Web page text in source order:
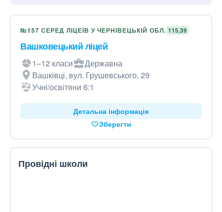
№157 СЕРЕД ЛІЦЕЇВ У ЧЕРНІВЕЦЬКІЙ ОБЛ. 115,39
Вашковецький ліцей
1–12 класи
Державна
Вашківці, вул. Грушевського, 29
Учні/освітяни 6:1
Детальна інформація
Зберегти
Провідні школи